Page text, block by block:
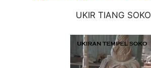
UKIR TIANG SOKO